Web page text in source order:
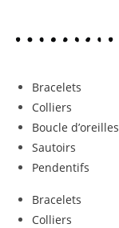
Bracelets
Colliers
Boucle d’oreilles
Sautoirs
Pendentifs
Bracelets
Colliers